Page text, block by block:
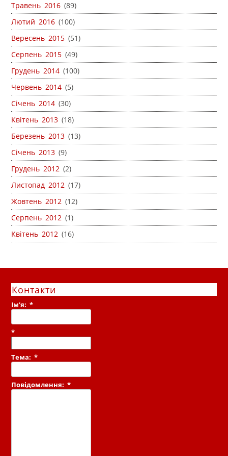
Травень 2016 (89)
Лютий 2016 (100)
Вересень 2015 (51)
Серпень 2015 (49)
Грудень 2014 (100)
Червень 2014 (5)
Січень 2014 (30)
Квітень 2013 (18)
Березень 2013 (13)
Січень 2013 (9)
Грудень 2012 (2)
Листопад 2012 (17)
Жовтень 2012 (12)
Серпень 2012 (1)
Квітень 2012 (16)
Контакти
Ім'я:*
*
Тема:*
Повідомлення:*